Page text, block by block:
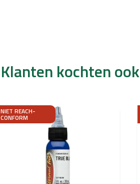
Klanten kochten ook
NIET REACH-
CONFORM